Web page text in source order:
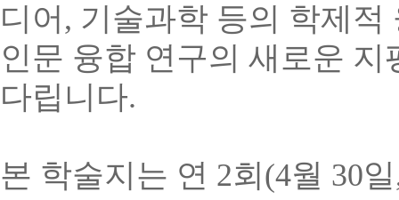
디어 , 기술과학 등의 학제적
인문 융합 연구의 새로운 지
다립니다.
본 학술지는 연 2회 (4월 30일